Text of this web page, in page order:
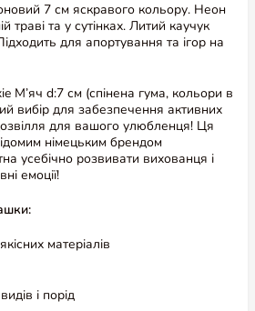
7 см яскравого кольору. Неон
траві та у сутінках. Литий каучук
для апортування та ігор на
М’яч d:7 см (спінена гума, кольори в
вибір для забезпечення активних
дозвілля для вашого улюбленця! Ця
німецьким брендом
усебічно розвивати вихованця і
емоції!
матеріалів
і порід